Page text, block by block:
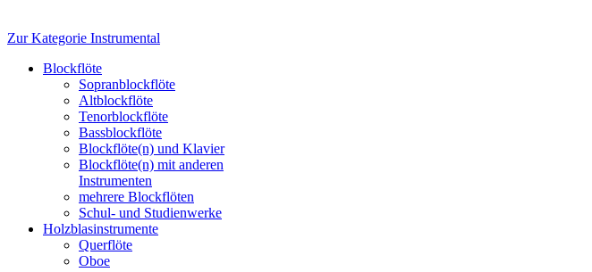
Zur Kategorie Instrumental
Blockflöte
Sopranblockflöte
Altblockflöte
Tenorblockflöte
Bassblockflöte
Blockflöte(n) und Klavier
Blockflöte(n) mit anderen
Instrumenten
mehrere Blockflöten
Schul- und Studienwerke
Holzblasinstrumente
Querflöte
Oboe